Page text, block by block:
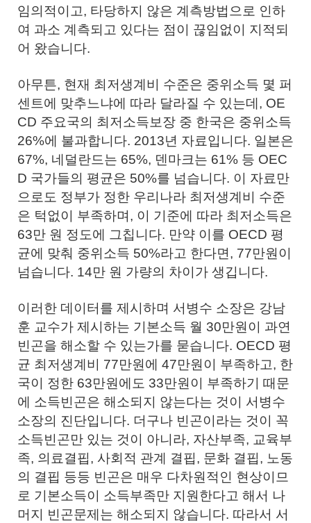
임의적이고, 타당하지 않은 계측방법으로 인하
여 과소 계측되고 있다는 점이 끊임없이 지적되
어 왔습니다.
아무튼, 현재 최저생계비 수준은 중위소득 몇 퍼
센트에 맞추느냐에 따라 달라질 수 있는데, OE
CD 주요국의 최저소득보장 중 한국은 중위소득
26%에 불과합니다. 2013년 자료입니다. 일본은
67%, 네덜란드는 65%, 덴마크는 61% 등 OEC
D 국가들의 평균은 50%를 넘습니다. 이 자료만
으로도 정부가 정한 우리나라 최저생계비 수준
은 턱없이 부족하며, 이 기준에 따라 최저소득은
63만 원 정도에 그칩니다. 만약 이를 OECD 평
균에 맞춰 중위소득 50%라고 한다면, 77만원이
넘습니다. 14만 원 가량의 차이가 생깁니다.
이러한 데이터를 제시하며 서병수 소장은 강남
훈 교수가 제시하는 기본소득 월 30만원이 과연
빈곤을 해소할 수 있는가를 묻습니다. OECD 평
균 최저생계비 77만원에 47만원이 부족하고, 한
국이 정한 63만원에도 33만원이 부족하기 때문
에 소득빈곤은 해소되지 않는다는 것이 서병수
소장의 진단입니다. 더구나 빈곤이라는 것이 꼭
소득빈곤만 있는 것이 아니라, 자산부족, 교육부
족, 의료결핍, 사회적 관계 결핍, 문화 결핍, 노동
의 결핍 등등 빈곤은 매우 다차원적인 현상이므
로 기본소득이 소득부족만 지원한다고 해서 나
머지 빈곤문제는 해소되지 않습니다. 따라서 서